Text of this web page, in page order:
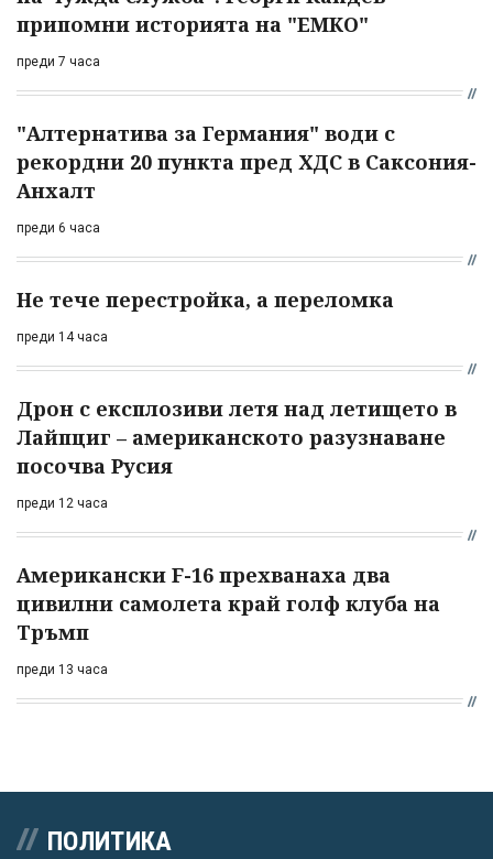
припомни историята на "ЕМКО"
преди 7 часа
"Алтернатива за Германия" води с
рекордни 20 пункта пред ХДС в Саксония-
Анхалт
преди 6 часа
Не тече перестройка, а переломка
преди 14 часа
Дрон с експлозиви летя над летището в
Лайпциг – американското разузнаване
посочва Русия
преди 12 часа
Американски F-16 прехванаха два
цивилни самолета край голф клуба на
Тръмп
преди 13 часа
ПОЛИТИКА